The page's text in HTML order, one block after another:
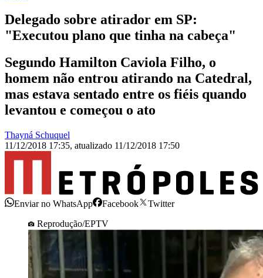
Delegado sobre atirador em SP:
"Executou plano que tinha na cabeça"
Segundo Hamilton Caviola Filho, o
homem não entrou atirando na Catedral,
mas estava sentado entre os fiéis quando
levantou e começou o ato
Thayná Schuquel
11/12/2018 17:35, atualizado 11/12/2018 17:50
Enviar no WhatsApp Facebook
Twitter
Reprodução/EPTV